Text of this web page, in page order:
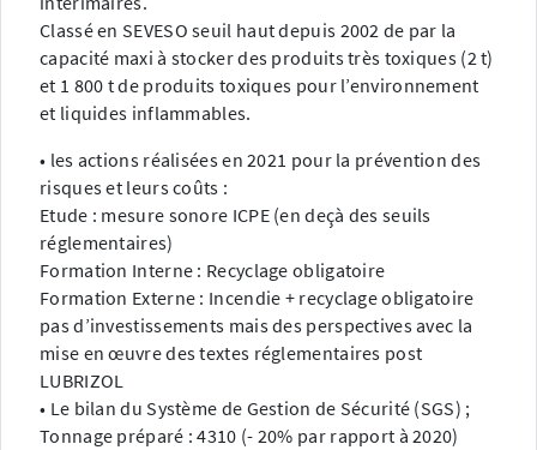
Classé en SEVESO seuil haut depuis 2002 de par la
capacité maxi à stocker des produits très toxiques (2 t)
et 1 800 t de produits toxiques pour l’environnement
et liquides inflammables.
• les actions réalisées en 2021 pour la prévention des
risques et leurs coûts :
Etude : mesure sonore ICPE (en deçà des seuils
réglementaires)
Formation Interne : Recyclage obligatoire
Formation Externe : Incendie + recyclage obligatoire
pas d’investissements mais des perspectives avec la
mise en œuvre des textes réglementaires post
LUBRIZOL
• Le bilan du Système de Gestion de Sécurité (SGS) ;
Tonnage préparé : 4310 (- 20% par rapport à 2020)